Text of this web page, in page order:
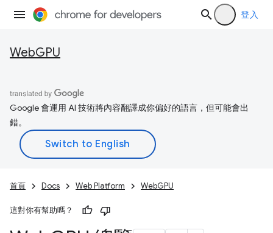
登入
WebGPU
Google 會運用 AI 技術將內容翻譯成你偏好的語言，但可能會出
錯。
首頁 Docs Web Platform WebGPU
這對你有幫助嗎？